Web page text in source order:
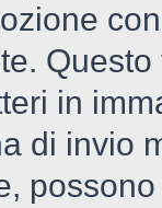
in
di invio